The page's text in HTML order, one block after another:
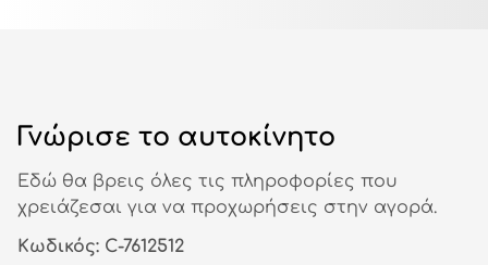
Γνώρισε το αυτοκίνητο
Εδώ θα βρεις όλες τις πληροφορίες που
χρειάζεσαι για να προχωρήσεις στην αγορά.
Κωδικός: C-7612512